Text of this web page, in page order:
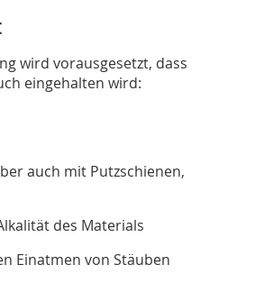
wird vorausgesetzt, dass
eingehalten wird:
auch mit Putzschienen,
des Materials
Einatmen von Stäuben